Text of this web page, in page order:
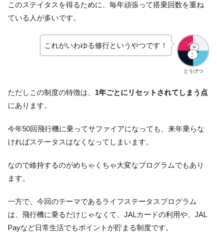
このステイタスを得るために、毎年頑張って搭乗回数を重ね
ている人が多いです。
とうげつ
これがいわゆる修行というやつです！
ただしこの制度の特徴は、 1年ごとにリセットされてしまう点
にあります。
今年50回飛行機に乗ってサファイアになっても、来年乗らな
ければステータスはなくなってしまいます。
なので維持するのがめちゃくちゃ大変なプログラムでもあり
ます。
一方で、今回のテーマであるライフステータスプログラム
は、飛行機に乗るだけじゃなくて、JALカードの利用や、JAL
Payなど日常生活でもポイントが貯まる制度です。